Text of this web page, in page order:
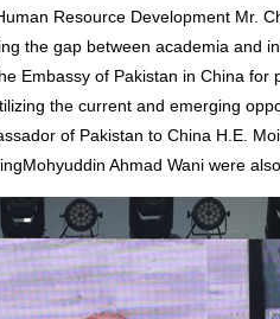
Resource Development Mr.
the gap between academia and
Embassy of Pakistan in China for
the current and emerging
of Pakistan to China H.E.
Ahmad Wani were